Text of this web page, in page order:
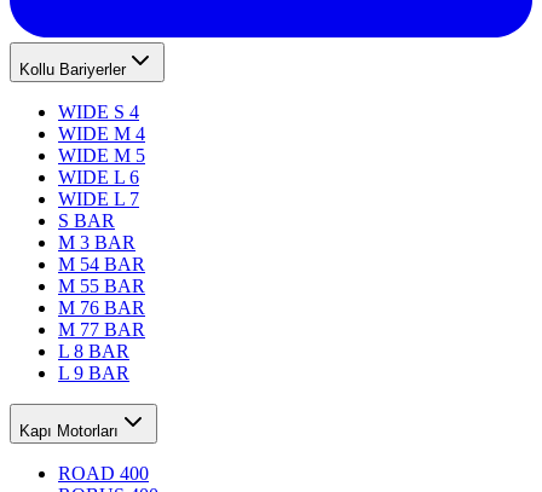
Kollu Bariyerler
WIDE S 4
WIDE M 4
WIDE M 5
WIDE L 6
WIDE L 7
S BAR
M 3 BAR
M 54 BAR
M 55 BAR
M 76 BAR
M 77 BAR
L 8 BAR
L 9 BAR
Kapı Motorları
ROAD 400